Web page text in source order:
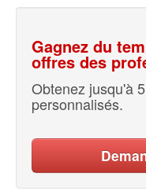
Gagnez du
offres des
Obtenez jusqu'à
personnalisés.